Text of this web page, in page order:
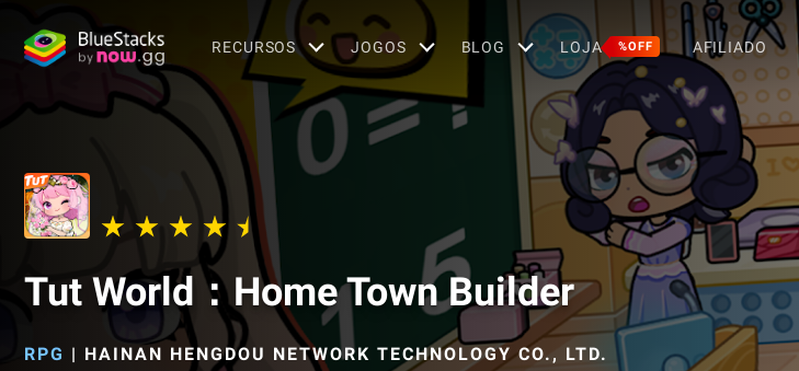
RECURSOS JOGOS BLOG LOJA %OFF AFILIADO
Tut World：Home Town Builder
RPG | HAINAN HENGDOU NETWORK TECHNOLOGY CO., LTD.